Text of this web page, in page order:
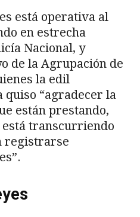
está operativa al
en estrecha
Nacional, y
de la Agrupación de
la edil
quiso “agradecer la
están prestando,
transcurriendo
registrarse